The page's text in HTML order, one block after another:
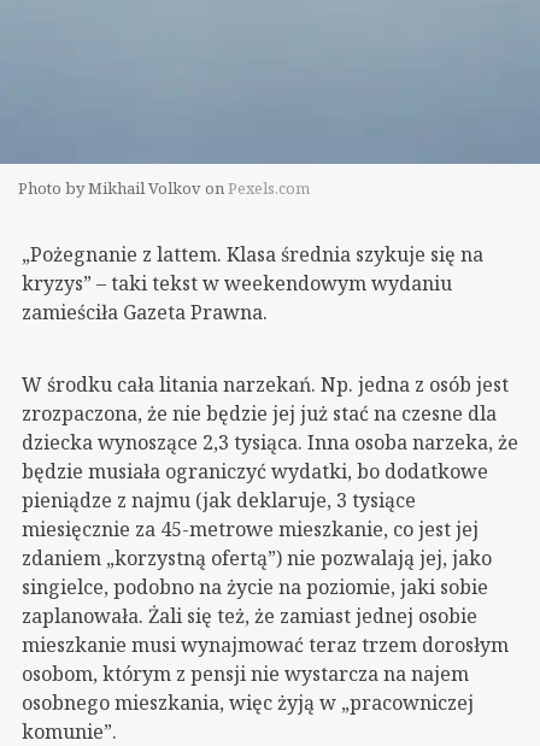
Photo by Mikhail Volkov onPexels.com
„Pożegnanie z lattem. Klasa średnia szykuje się na
kryzys” – taki tekst w weekendowym wydaniu
zamieściła Gazeta Prawna.
W środku cała litania narzekań. Np. jedna z osób jest
zrozpaczona, że nie będzie jej już stać na czesne dla
dziecka wynoszące 2,3 tysiąca. Inna osoba narzeka, że
będzie musiała ograniczyć wydatki, bo dodatkowe
pieniądze z najmu (jak deklaruje, 3 tysiące
miesięcznie za 45-metrowe mieszkanie, co jest jej
zdaniem „korzystną ofertą”) nie pozwalają jej, jako
singielce, podobno na życie na poziomie, jaki sobie
zaplanowała. Żali się też, że zamiast jednej osobie
mieszkanie musi wynajmować teraz trzem dorosłym
osobom, którym z pensji nie wystarcza na najem
osobnego mieszkania, więc żyją w „pracowniczej
komunie”.